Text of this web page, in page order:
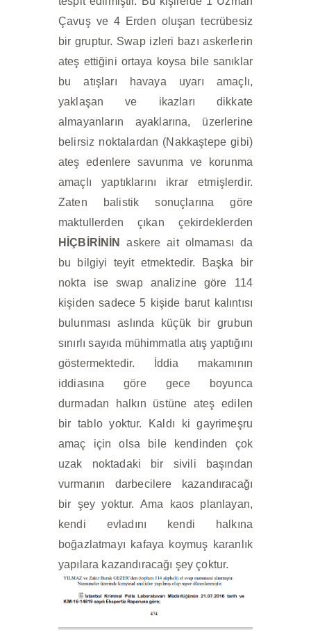
Çavuş ve 4 Erden oluşan tecrübesiz
bir gruptur. Swap izleri bazı askerlerin
ateş ettiğini ortaya koysa bile sanıklar
bu atışları havaya uyarı amaçlı,
yaklaşan ve ikazları dikkate
almayanların ayaklarına, üzerlerine
belirsiz noktalardan (Nakkaştepe gibi)
ateş edenlere savunma ve korunma
amaçlı yaptıklarını ikrar etmişlerdir.
Zaten balistik sonuçlarına göre
maktullerden çıkan çekirdeklerden
HİÇBİRİNİNaskere ait olmaması da
bu bilgiyi teyit etmektedir. Başka bir
nokta ise swap analizine göre 114
kişiden sadece 5 kişide barut kalıntısı
bulunması aslında küçük bir grubun
sınırlı sayıda mühimmatla atış yaptığını
göstermektedir. İddia makamının
iddiasına göre gece boyunca
durmadan halkın üstüne ateş edilen
bir tablo yoktur. Kaldı ki gayrimeşru
amaç için olsa bile kendinden çok
uzak noktadaki bir sivili başından
vurmanın darbecilere kazandıracağı
bir şey yoktur. Ama kaos planlayan,
kendi evladını kendi halkına
boğazlatmayı kafaya koymuş karanlık
yapılara kazandıracağı şey çoktur.